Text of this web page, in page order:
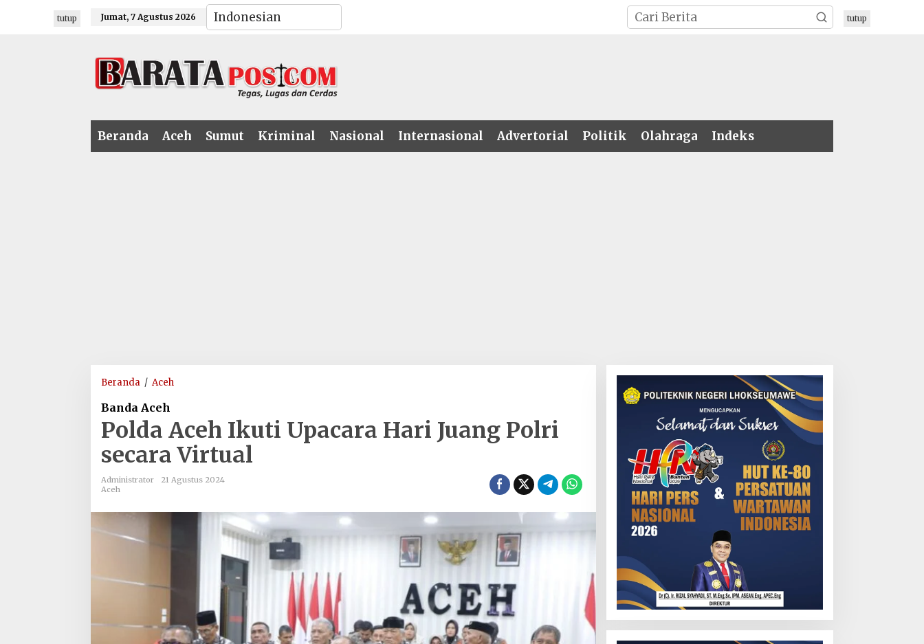
Jumat, 7 Agustus 2026
Beranda Aceh Sumut Kriminal Nasional Internasional Advertorial Politik Olahraga Indeks
tutup tutup
Beranda / Aceh
Upacara
Juang
secara
Banda Aceh
Polda Aceh Ikuti Upacara Hari Juang Polri
secara Virtual
Administrator
21 Agustus 2024
Aceh